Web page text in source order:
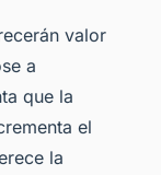
valor
a
que la
el
la